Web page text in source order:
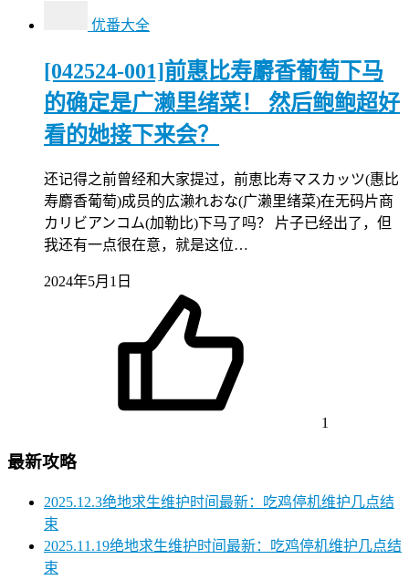
优番大全
[042524-001]前惠比寿麝香葡萄下马
的确定是广濑里绪菜！ 然后鲍鲍超好
看的她接下来会？
还记得之前曾经和大家提过，前恵比寿マスカッツ(惠比
寿麝香葡萄)成员的広濑れおな(广濑里绪菜)在无码片商
カリビアンコム(加勒比)下马了吗？ 片子已经出了，但
我还有一点很在意，就是这位…
2024年5月1日
1
最新攻略
2025.12.3绝地求生维护时间最新：吃鸡停机维护几点结
束
2025.11.19绝地求生维护时间最新：吃鸡停机维护几点结
束